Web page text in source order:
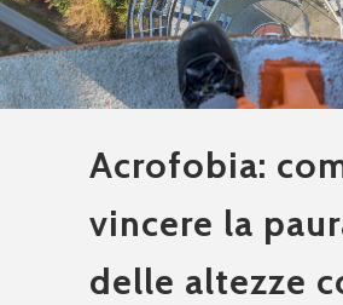
Acrofobia:
vincere la
delle altezze